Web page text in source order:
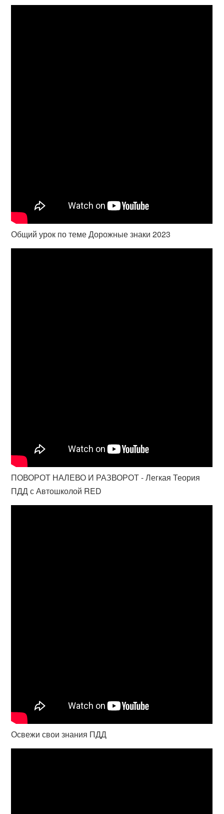
Общий урок по теме Дорожные знаки 2023
ПОВОРОТ НАЛЕВО И РАЗВОРОТ - Легкая Теория
ПДД с Автошколой RED
Освежи свои знания ПДД